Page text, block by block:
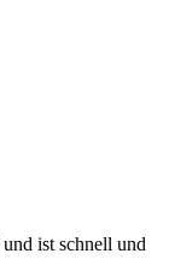
ist schnell und